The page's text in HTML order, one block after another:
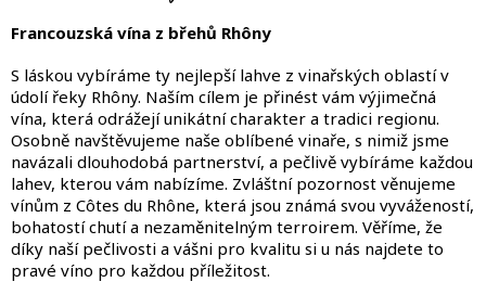
Francouzská vína z břehů Rhôny
S láskou vybíráme ty nejlepší lahve z vinařských oblastí v
údolí řeky Rhôny. Naším cílem je přinést vám výjimečná
vína, která odrážejí unikátní charakter a tradici regionu.
Osobně navštěvujeme naše oblíbené vinaře, s nimiž jsme
navázali dlouhodobá partnerství, a pečlivě vybíráme každou
lahev, kterou vám nabízíme. Zvláštní pozornost věnujeme
vínům z Côtes du Rhône, která jsou známá svou vyvážeností,
bohatostí chutí a nezaměnitelným terroirem. Věříme, že
díky naší pečlivosti a vášni pro kvalitu si u nás najdete to
pravé víno pro každou příležitost.